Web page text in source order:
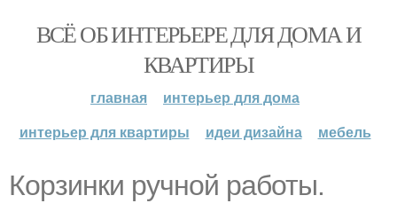
ВСЁ ОБ ИНТЕРЬЕРЕ ДЛЯ ДОМА И
КВАРТИРЫ
главная
интерьер для дома
интерьер для квартиры
идеи дизайна мебель
Корзинки ручной работы.